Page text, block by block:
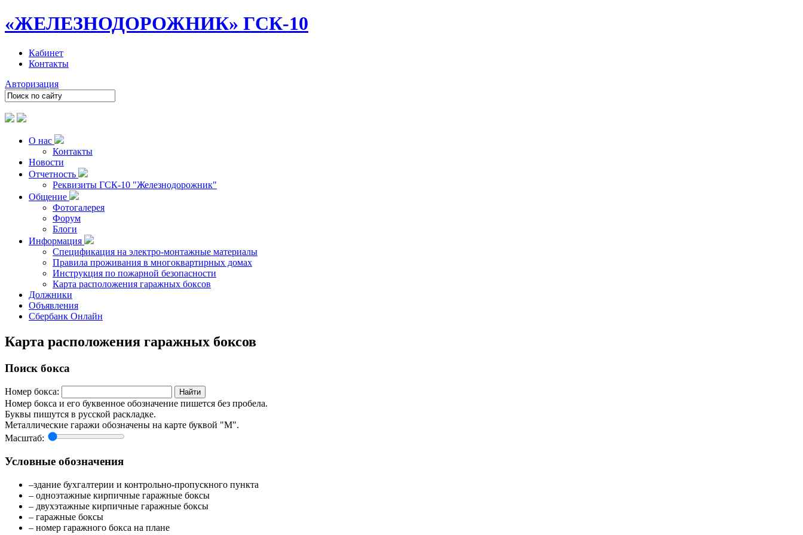
«ЖЕЛЕЗНОДОРОЖНИК» ГСК-10
Кабинет
Контакты
Авторизация
О нас
Контакты
Новости
Отчетность
Реквизиты ГСК-10 "Железнодорожник"
Общение
Фотогалерея
Форум
Блоги
Информация
Спецификация на электро-монтажные материалы
Правила проживания в многоквартирных домах
Инструкция по пожарной безопасности
Карта расположения гаражных боксов
Должники
Объявления
Сбербанк Онлайн
Карта расположения гаражных боксов
Поиск бокса
Номер бокса:
Номер бокса и его буквенное обозначение пишется без пробела.
Буквы пишутся в русской раскладке.
Металлические гаражи обозначены на карте буквой "М".
Масштаб:
Условные обозначения
–здание бухгалтерии и контрольно-пропускного пункта
– одноэтажные кирпичные гаражные боксы
– двухэтажные кирпичные гаражные боксы
– гаражные боксы
– номер гаражного бокса на плане